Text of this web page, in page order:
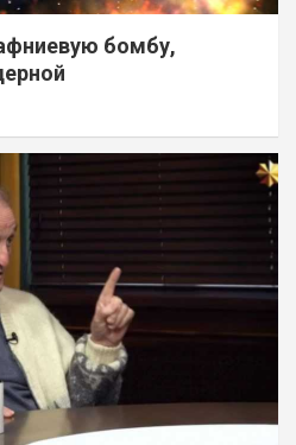
бомбу,